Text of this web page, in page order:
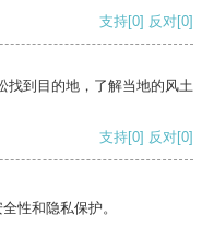
支持[0] 反对[0]
找到目的地，了解当地的风土
支持[0] 反对[0]
性和隐私保护。